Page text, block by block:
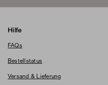
Hilfe
FAQs
Bestellstatus
Versand & Lieferung